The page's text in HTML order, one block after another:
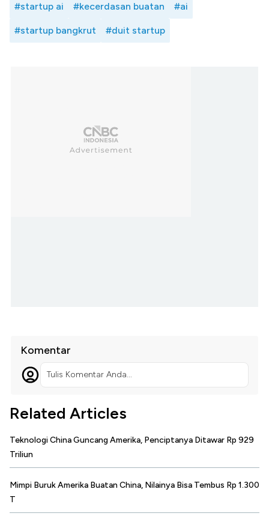
#startup ai #kecerdasan buatan #ai
#startup bangkrut #duit startup
Komentar
Tulis Komentar Anda...
Related Articles
Teknologi China Guncang Amerika, Penciptanya Ditawar Rp 929
Triliun
Mimpi Buruk Amerika Buatan China, Nilainya Bisa Tembus Rp 1.300
T